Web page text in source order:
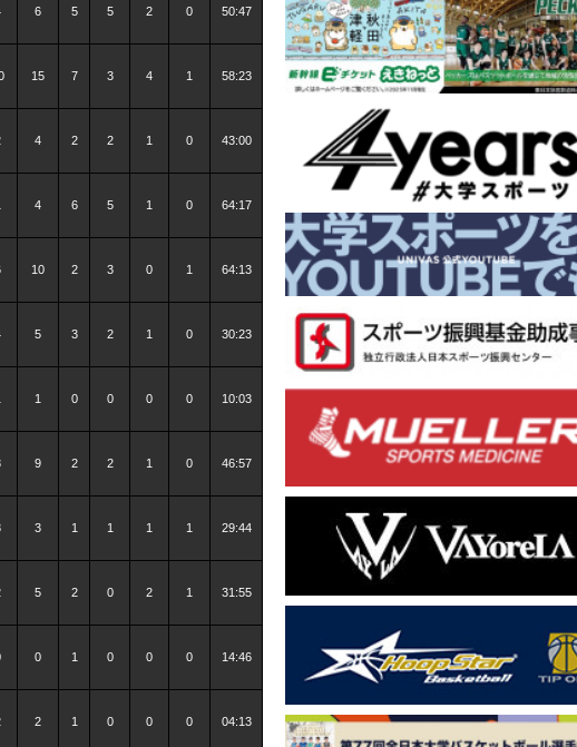
6 5 5 2 0 50:47
15 7 3 4 1 58:23
4 2 2 1 0 43:00
4 6 5 1 0 64:17
10 2 3 0 1 64:13
5 3 2 1 0 30:23
1 0 0 0 0 10:03
9 2 2 1 0 46:57
3 1 1 1 1 29:44
5 2 0 2 1 31:55
0 1 0 0 0 14:46
2 1 0 0 0 04:13